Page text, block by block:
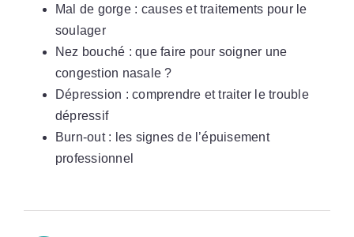
Mal de gorge : causes et traitements pour le
soulager
Nez bouché : que faire pour soigner une
congestion nasale ?
Dépression : comprendre et traiter le trouble
dépressif
Burn-out : les signes de l’épuisement
professionnel